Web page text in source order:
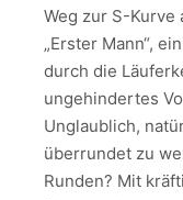
Weg zur S-Kurve
„Erster Mann“,
durch die
ungehindertes
Unglaublich,
überrundet zu
Runden? Mit